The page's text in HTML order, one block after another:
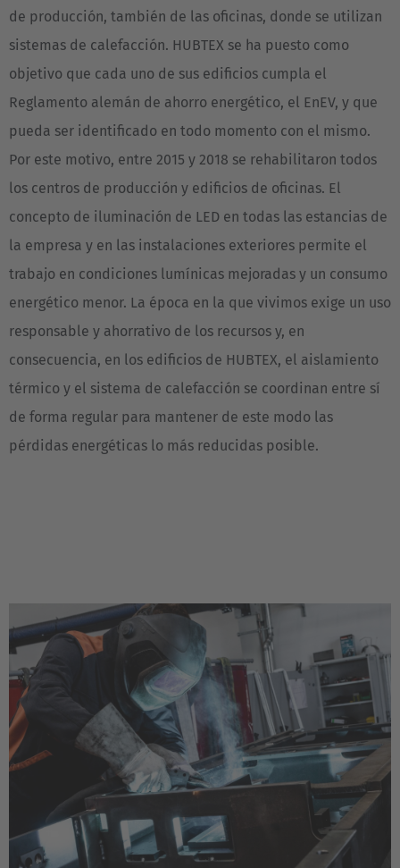
de producción, también de las oficinas, donde se utilizan
sistemas de calefacción. HUBTEX se ha puesto como
objetivo que cada uno de sus edificios cumpla el
Reglamento alemán de ahorro energético, el EnEV, y que
pueda ser identificado en todo momento con el mismo.
Por este motivo, entre 2015 y 2018 se rehabilitaron todos
los centros de producción y edificios de oficinas. El
concepto de iluminación de LED en todas las estancias de
la empresa y en las instalaciones exteriores permite el
trabajo en condiciones lumínicas mejoradas y un consumo
energético menor. La época en la que vivimos exige un uso
responsable y ahorrativo de los recursos y, en
consecuencia, en los edificios de HUBTEX, el aislamiento
térmico y el sistema de calefacción se coordinan entre sí
de forma regular para mantener de este modo las
pérdidas energéticas lo más reducidas posible.